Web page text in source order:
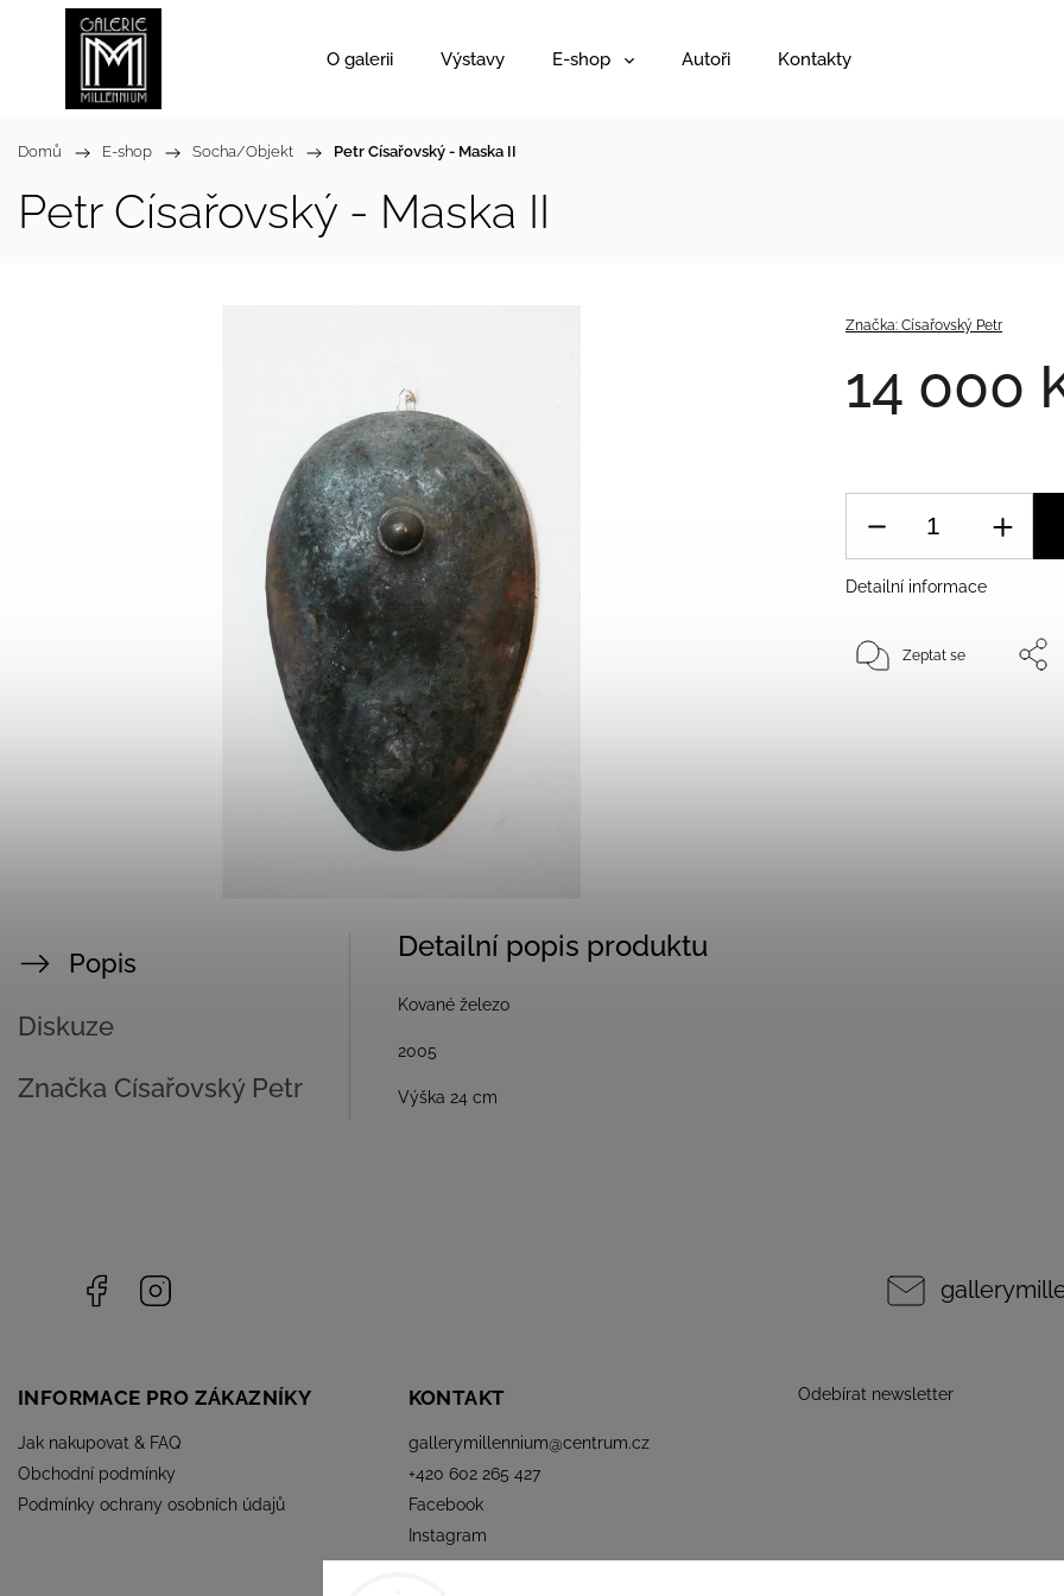
O galerii Výstavy E-shop Autoři Kontakty
Domů / E-shop / Socha/Objekt / Petr Císařovský - Maska II
Petr Císařovský - Maska II
Značka:Císařovský Petr
14 000
Detailní informace
Zeptat se
Popis
Diskuze
Značka Císařovský Petr
Detailní popis produktu
Kované železo
2005
Výška 24 cm
Facebook
INFORMACE PRO ZÁKAZNÍKY
Jak nakupovat & FAQ
Obchodní podmínky
Podmínky ochrany osobních údajů
KONTAKT
gallerymillennium@centrum.cz
+420 602 265 427
Facebook
Instagram
Odebírat newsletter